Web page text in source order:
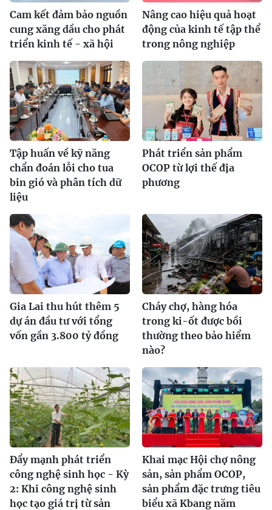
Cam kết đảm bảo nguồn
cung xăng dầu cho phát
triển kinh tế - xã hội
Nâng cao hiệu quả hoạt
động của kinh tế tập thể
trong nông nghiệp
Tập huấn về kỹ năng
chẩn đoán lỗi cho tua
bin gió và phân tích dữ
liệu
Phát triển sản phẩm
OCOP từ lợi thế địa
phương
Gia Lai thu hút thêm 5
dự án đầu tư với tổng
vốn gần 3.800 tỷ đồng
Cháy chợ, hàng hóa
trong ki-ốt được bồi
thường theo bảo hiểm
nào?
Đẩy mạnh phát triển
công nghệ sinh học - Kỳ
2: Khi công nghệ sinh
học tạo giá trị từ sản
Khai mạc Hội chợ nông
sản, sản phẩm OCOP,
sản phẩm đặc trưng tiêu
biểu xã Kbang năm